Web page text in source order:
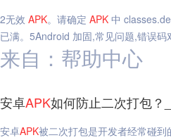
2无效 APK。请确定 APK 中
已满。5Android 加固,常见问题,错误码
来自：帮助中心
安卓APK如何防止二次打包？
安卓APK被二次打包是开发者经常碰